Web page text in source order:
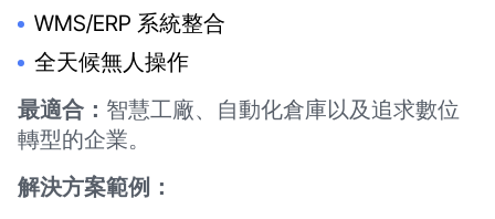
WMS/ERP 系統整合
全天候無人操作
最適合： 智慧工廠、自動化倉庫以及追求數位
轉型的企業。
解決方案範例：